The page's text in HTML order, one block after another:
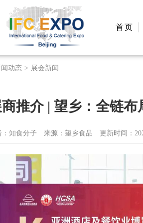
首页
闻动态 展会新闻
商推介 | 望乡：全链
：知食分子 来源：望乡食品 更新时间：